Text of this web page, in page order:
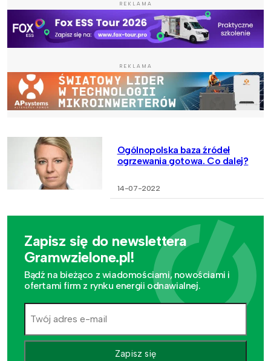
REKLAMA
REKLAMA
Ogólnopolska baza źródeł
ogrzewania gotowa. Co dalej?
14-07-2022
Zapisz się do newslettera
Gramwzielone.pl!
Bądź na bieżąco z wiadomościami, nowościami i
ofertami firm z rynku energii odnawialnej.
Zapisz się